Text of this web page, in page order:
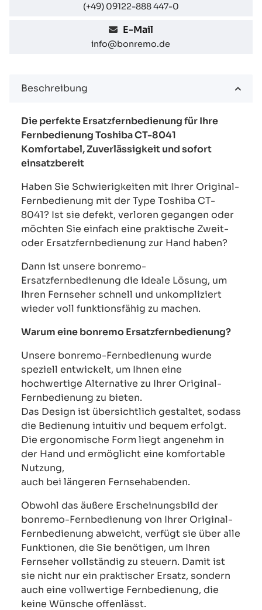
(+49) 09122-888 447-0
E-Mail
info@bonremo.de
Beschreibung
Die perfekte Ersatzfernbedienung für Ihre
Fernbedienung Toshiba CT-8041
Komfortabel, Zuverlässigkeit und sofort
einsatzbereit
Haben Sie Schwierigkeiten mit Ihrer Original-
Fernbedienung mit der Type Toshiba CT-
8041? Ist sie defekt, verloren gegangen oder
möchten Sie einfach eine praktische Zweit-
oder Ersatzfernbedienung zur Hand haben?
Dann ist unsere bonremo-
Ersatzfernbedienung die ideale Lösung, um
Ihren Fernseher schnell und unkompliziert
wieder voll funktionsfähig zu machen.
Warum eine bonremo Ersatzfernbedienung?
Unsere bonremo-Fernbedienung wurde
speziell entwickelt, um Ihnen eine
hochwertige Alternative zu Ihrer Original-
Fernbedienung zu bieten.
Das Design ist übersichtlich gestaltet, sodass
die Bedienung intuitiv und bequem erfolgt.
Die ergonomische Form liegt angenehm in
der Hand und ermöglicht eine komfortable
Nutzung,
auch bei längeren Fernsehabenden.
Obwohl das äußere Erscheinungsbild der
bonremo-Fernbedienung von Ihrer Original-
Fernbedienung abweicht, verfügt sie über alle
Funktionen, die Sie benötigen, um Ihren
Fernseher vollständig zu steuern. Damit ist
sie nicht nur ein praktischer Ersatz, sondern
auch eine vollwertige Fernbedienung, die
keine Wünsche offenlässt.